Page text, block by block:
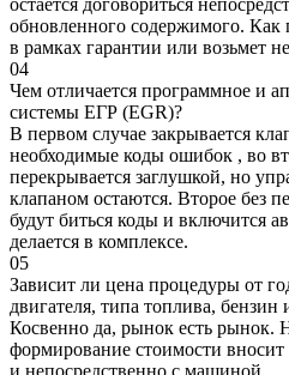
обновленного содержимого. Как
в рамках гарантии или возьмет
04
Чем отличается программное и
системы ЕГР (EGR)?
В первом случае закрывается
необходимые коды ошибок , во
перекрывается заглушкой, но
клапаном остаются. Второе без
будут биться коды и включится
делается в комплексе.
05
Зависит ли цена процедуры от
двигателя, типа топлива, бензин
Косвенно да, рынок есть рынок.
формирование стоимости
и непосредственно с машиной.